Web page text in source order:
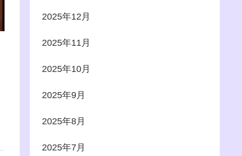
2025年12月
2025年11月
2025年10月
2025年9月
2025年8月
2025年7月